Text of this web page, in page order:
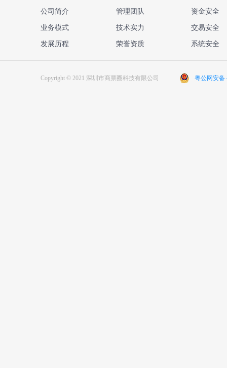
公司简介
业务模式
发展历程
管理团队
技术实力
荣誉资质
资金安全
交易安全
系统安全
Copyright © 2021 深圳市商票圈科技有限公司 粤公网安备